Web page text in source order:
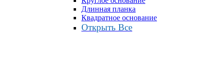
Длинная планка
Квадратное основание
Открыть Все